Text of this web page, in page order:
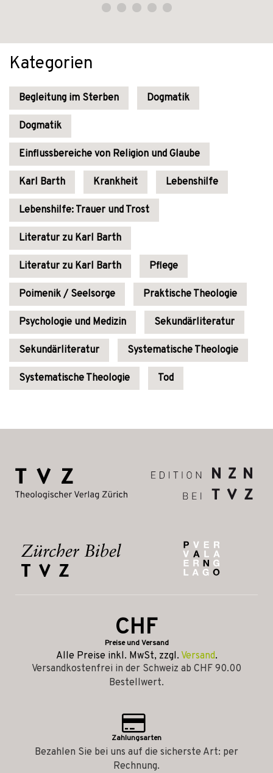
Kategorien
Begleitung im Sterben Dogmatik
Dogmatik
Einflussbereiche von Religion und Glaube
Karl Barth Krankheit Lebenshilfe
Lebenshilfe: Trauer und Trost
Literatur zu Karl Barth
Literatur zu Karl Barth Pflege
Poimenik / Seelsorge Praktische Theologie
Psychologie und Medizin Sekundärliteratur
Sekundärliteratur Systematische Theologie
Systematische Theologie Tod
CHF
Preise und Versand
Alle Preise inkl. MwSt, zzgl. Versand.
Versandkostenfrei in der Schweiz ab CHF 90.00
Bestellwert.
Zahlungsarten
Bezahlen Sie bei uns auf die sicherste Art: per
Rechnung.